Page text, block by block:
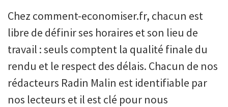
Chez comment-economiser.fr, chacun est
libre de définir ses horaires et son lieu de
travail : seuls comptent la qualité finale du
rendu et le respect des délais. Chacun de nos
rédacteurs Radin Malin est identifiable par
nos lecteurs et il est clé pour nous